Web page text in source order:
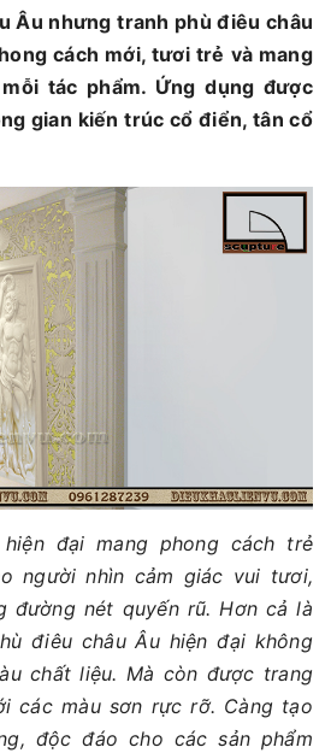
Âu nhưng tranh phù điêu châu
cách mới, tươi trẻ và mang
tác phẩm. Ứng dụng được
gian kiến trúc cổ điển, tân cổ
hiện đại mang phong cách trẻ
người nhìn cảm giác vui tươi,
đường nét quyến rũ. Hơn cả là
điêu châu Âu hiện đại không
chất liệu. Mà còn được trang
các màu sơn rực rỡ. Càng tạo
độc đáo cho các sản phẩm